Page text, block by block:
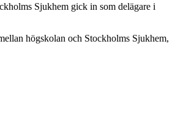
Sjukhem gick in som delägare i
högskolan och Stockholms Sjukhem,